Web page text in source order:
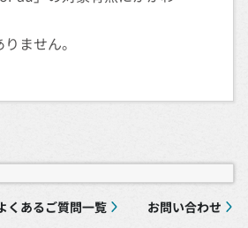
ません。
くあるご質問一覧 お問い合わせ